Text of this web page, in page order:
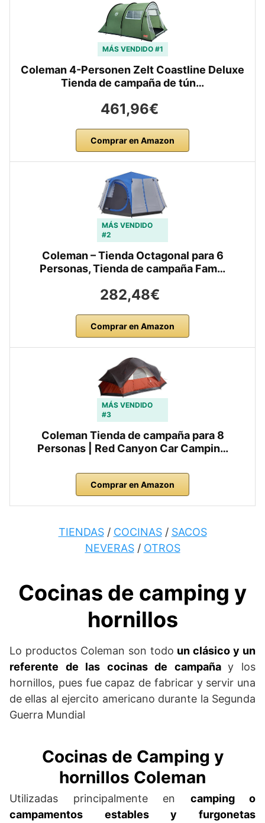
MÁS VENDIDO #1
Coleman 4-Personen Zelt Coastline Deluxe
Tienda de campaña de tún…
461,96€
Comprar en Amazon
MÁS VENDIDO
#2
Coleman – Tienda Octagonal para 6
Personas, Tienda de campaña Fam…
282,48€
Comprar en Amazon
MÁS VENDIDO
#3
Coleman Tienda de campaña para 8
Personas | Red Canyon Car Campin…
Comprar en Amazon
TIENDAS/ COCINAS/ SACOS
NEVERAS/ OTROS
Cocinas de camping y
hornillos
Lo productos Coleman son todo un clásico y un
referente de las cocinas de campañay los
hornillos, pues fue capaz de fabricar y servir una
de ellas al ejercito americano durante la Segunda
Guerra Mundial
Cocinas de Camping y
hornillos Coleman
Utilizadas principalmente en camping o
campamentos estables y furgonetas